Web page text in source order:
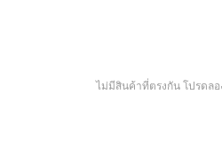
ไม่มีสินค้าที่ตรงกัน โปรดลอ